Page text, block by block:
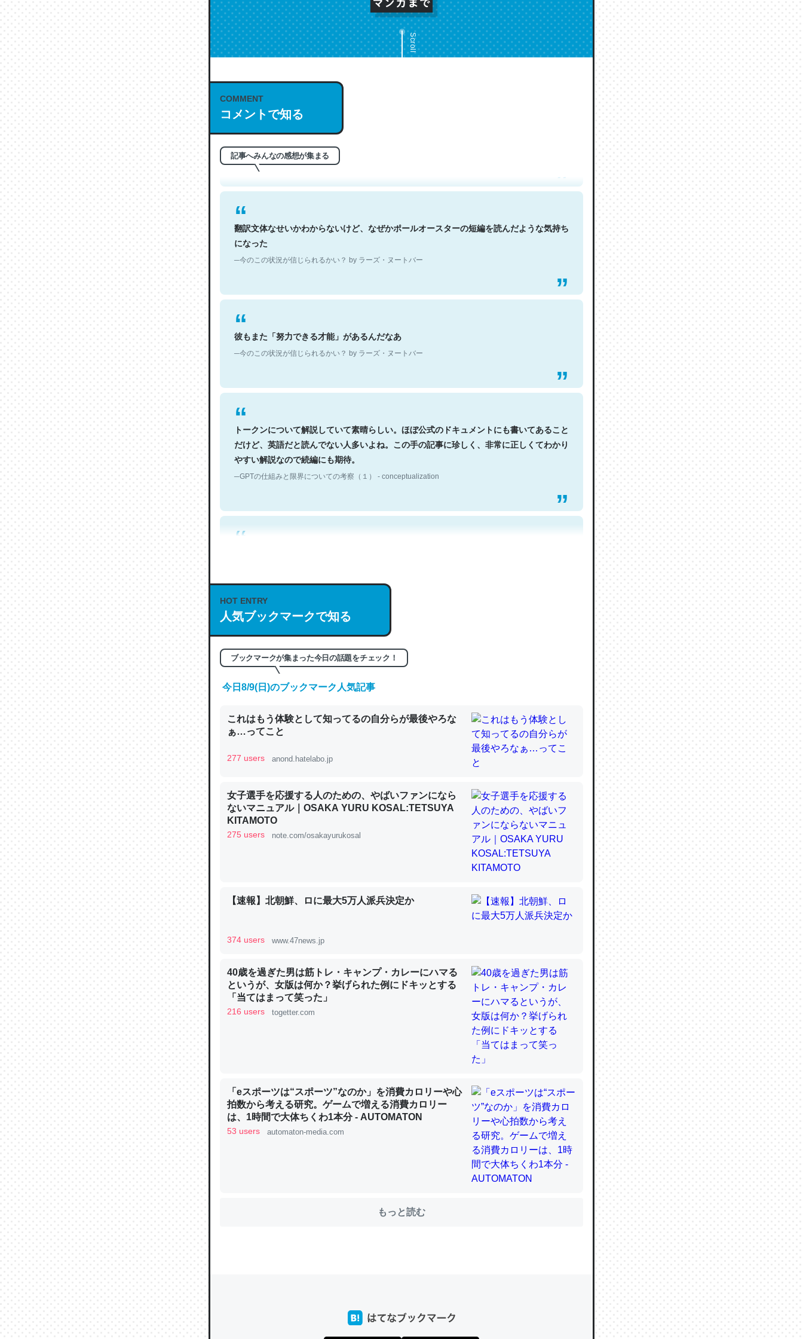
Scroll
COMMENT
コメントで知る
記事へみんなの感想が集まる
これは名文。彼はとてもクレバーなんだろうなと凄く思う。英語少しでも読める人は原文
もお勧め。自分はこの流れ好き。Let’s Fucking Go. Then Covid hit. Shit.
翻訳文体なせいかわからないけど、なぜかポールオースターの短編を読んだような気持ち
になった
─今のこの状況が信じられるかい？ by ラーズ・ヌートバー
彼もまた「努力できる才能」があるんだなあ
─今のこの状況が信じられるかい？ by ラーズ・ヌートバー
トークンについて解説していて素晴らしい。ほぼ公式のドキュメントにも書いてあること
だけど、英語だと読んでない人多いよね。この手の記事に珍しく、非常に正しくてわかり
やすい解説なので続編にも期待。
─GPTの仕組みと限界についての考察（１） - conceptualization
これは良記事。32768トークンだと英語小説100ページ分くらい。小説でいう「ずっと前
の伏線」は回収されないけど、短期記憶というには多い分量。進化すればするほど分かり
─ニュース :: 【研究発表】昆虫学の大問題＝「昆虫はなぜ海にいないのか」に関する新仮説
は」とあって面白い。海にいる鋏角類（カブトガニ・ウミグモ）はカルシウムを使わずキ
これを元に考えるとカルシウムを大量に使う脊椎動物と貝類は苦労してるんだな…。腹足
類だと殻を無くしてナメクジになったり努力してるし。
─ニュース :: 【研究発表】昆虫学の大問題＝「昆虫はなぜ海にいないのか」に関する新仮説
ウチもEchoを実家に置いて４年。でたまに覗いてる。ぼちぼちRingも置こうかと画策
中。あと、Googleマップで位置情報を共有してる。電池残量や充電中かが分かるのでこ
─たまにLINEするくらいだった遠方の父67歳と僕。ITツール導入でコミュニケーションが劇的に変化し
HOT ENTRY
人気ブックマークで知る
ブックマークが集まった今日の話題をチェック！
今日8/9(日)のブックマーク人気記事
これはもう体験として知ってるの自分らが最後やろな
ぁ…ってこと
277 users anond.hatelabo.jp
女子選手を応援する人のための、やばいファンになら
ないマニュアル｜OSAKA YURU KOSAL:TETSUYA
KITAMOTO
275 users note.com/osakayurukosal
【速報】北朝鮮、ロに最大5万人派兵決定か
374 users www.47news.jp
40歳を過ぎた男は筋トレ・キャンプ・カレーにハマる
というが、女版は何か？挙げられた例にドキッとする
「当てはまって笑った」
216 users togetter.com
「eスポーツは“スポーツ”なのか」を消費カロリーや心
拍数から考える研究。ゲームで増える消費カロリー
は、1時間で大体ちくわ1本分 - AUTOMATON
53 users automaton-media.com
もっと読む